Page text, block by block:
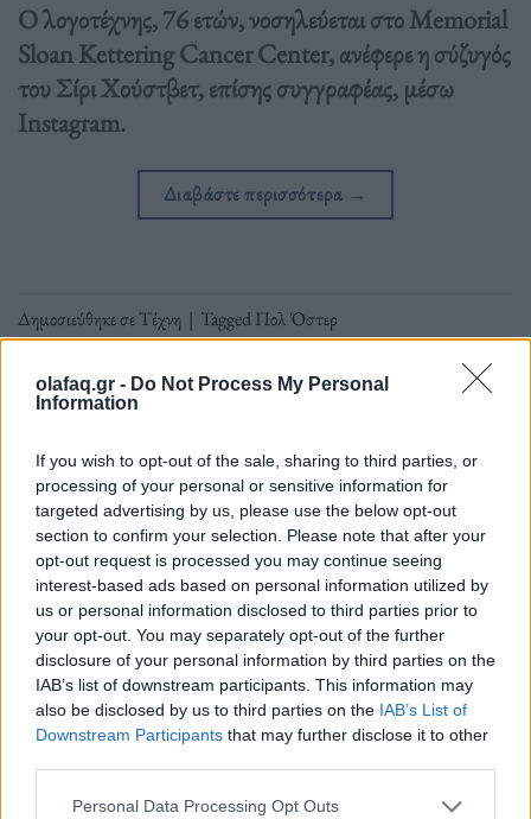
olafaq.gr - Do Not Process My Personal
Information
If you wish to opt-out of the sale, sharing to third parties, or
processing of your personal or sensitive information for
targeted advertising by us, please use the below opt-out
section to confirm your selection. Please note that after your
opt-out request is processed you may continue seeing
interest-based ads based on personal information utilized by
us or personal information disclosed to third parties prior to
your opt-out. You may separately opt-out of the further
disclosure of your personal information by third parties on the
IAB’s list of downstream participants. This information may
also be disclosed by us to third parties on the IAB’s List of
Downstream Participants that may further disclose it to other
Personal Data Processing Opt Outs
Ο λογοτέχνης, 76 ετών, νοσηλεύεται στο Memorial
Sloan Kettering Cancer Center, ανέφερε η σύζυγός
του Σίρι Χούστβετ, επίσης συγγραφέας, μέσω
Instagram.
Διαβάστε περισσότερα →
Δημοσιεύθηκε σεΤέχνη | TaggedΠολ Όστερ
Εφημερίδα
«Bloodbath Nation»: Πολ Όστερ εναντίον οπλοκατοχής
Πάνω από 40.000 άνθρωποι πεθαίνουν στις
ΗΠΑ κάθε χρόνο εξαιτίας των όπλων, οι
μισοί από τους οποίους αυτοκτονούν.
10.01.2023